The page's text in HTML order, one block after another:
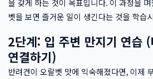
을 갖게 하는 것이 목표입니다. 이 과정을
벳을 보면 즐거운 일이 생긴다는 것을 학습
2단계: 입 주변 만지기 연습
연결하기)
반려견이 오랄벳 맛에 익숙해졌다면, 이제